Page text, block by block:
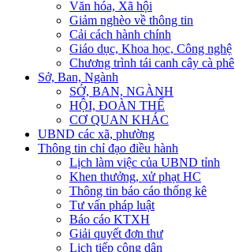
Văn hóa, Xã hội
Giảm nghèo về thông tin
Cải cách hành chính
Giáo dục, Khoa học, Công nghệ
Chương trình tái canh cây cà phê
Sở, Ban, Ngành
SỞ, BAN, NGÀNH
HỘI, ĐOÀN THỂ
CƠ QUAN KHÁC
UBND các xã, phường
Thông tin chỉ đạo điều hành
Lịch làm việc của UBND tỉnh
Khen thưởng, xử phạt HC
Thông tin báo cáo thống kê
Tư vấn pháp luật
Báo cáo KTXH
Giải quyết đơn thư
Lịch tiếp công dân